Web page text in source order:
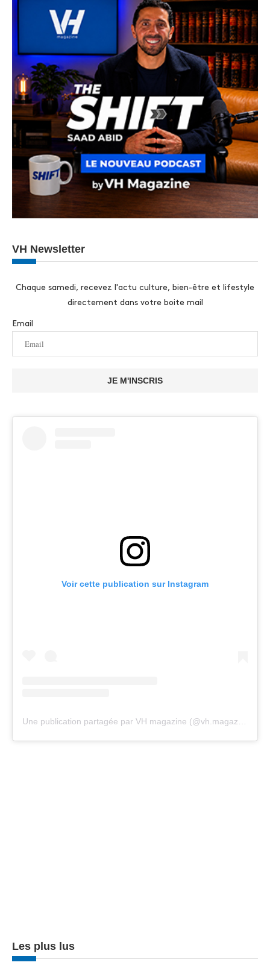
VH Newsletter
Chaque samedi, recevez l'actu culture, bien-être et lifestyle
directement dans votre boite mail
Email
JE M'INSCRIS
Voir cette publication sur Instagram
Une publication partagée par VH magazine (@vh.magazine)
Les plus lus